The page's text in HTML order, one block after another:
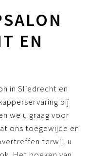
EN
in Sliedrecht en
bij
we u graag voor
ons toegewijde en
terwijl u